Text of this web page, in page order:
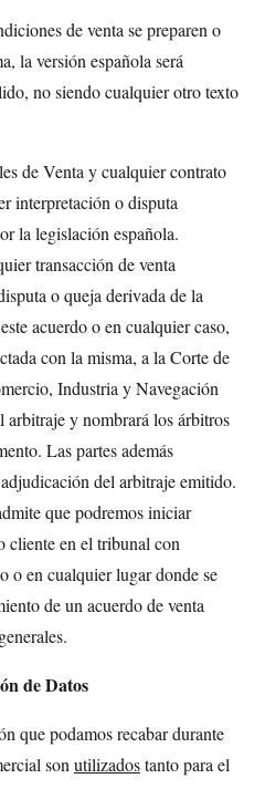
de venta se preparen o
la versión española será
no siendo cualquier otro texto
de Venta y cualquier contrato
interpretación o disputa
la legislación española.
transacción de venta
o queja derivada de la
acuerdo o en cualquier caso,
con la misma, a la Corte de
Industria y Navegación
y nombrará los árbitros
Las partes además
del arbitraje emitido.
que podremos iniciar
cliente en el tribunal con
o en cualquier lugar donde se
de un acuerdo de venta
de Datos
que podamos recabar durante
son utilizadostanto para el